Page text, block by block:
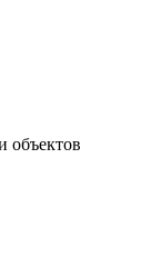
объектов